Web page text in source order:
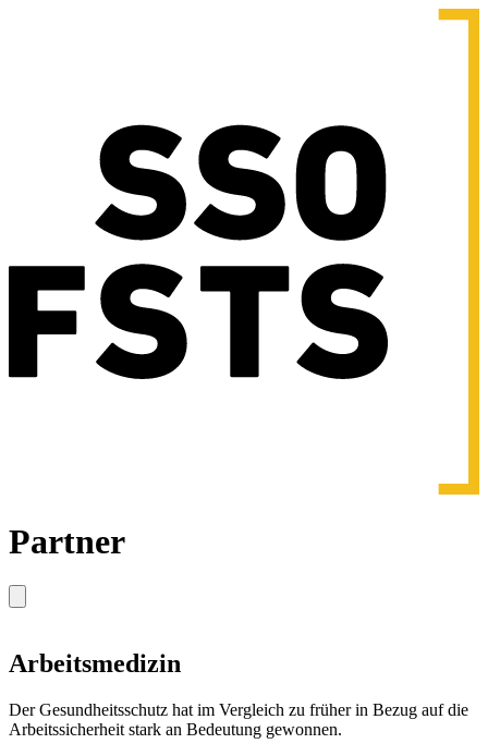
Partner
Arbeitsmedizin
Der Gesundheitsschutz hat im Vergleich zu früher in Bezug auf die
Arbeitssicherheit stark an Bedeutung gewonnen.